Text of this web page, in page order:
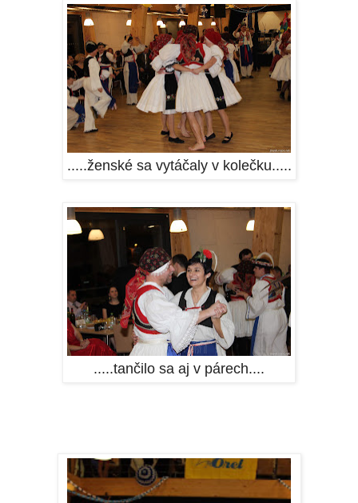
.....ženské sa vytáčaly v kolečku.....
.....tančilo sa aj v párech....